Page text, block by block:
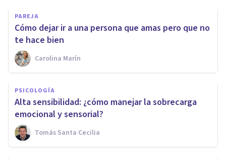
PAREJA
Cómo dejar ir a una persona que amas pero que no
te hace bien
Carolina Marín
PSICOLOGÍA
Alta sensibilidad: ¿cómo manejar la sobrecarga
emocional y sensorial?
Tomás Santa Cecilia